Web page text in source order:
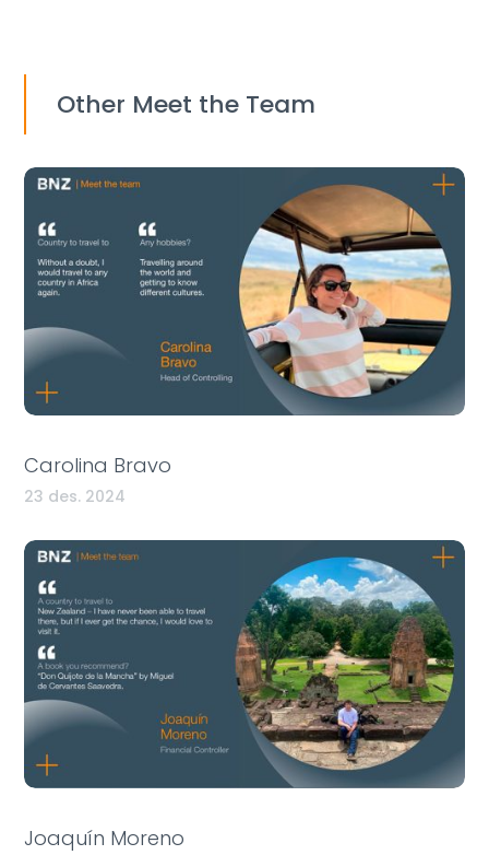
Other Meet the Team
Carolina Bravo
23 des. 2024
Joaquín Moreno